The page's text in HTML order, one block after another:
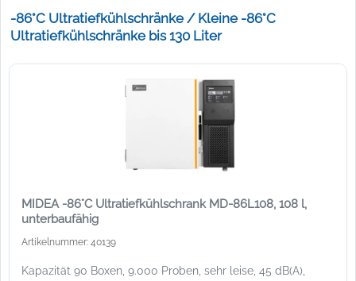
-86°C Ultratiefkühlschränke / Kleine -86°C
Ultratiefkühlschränke bis 130 Liter
MIDEA -86°C Ultratiefkühlschrank MD-86L108, 108 l,
unterbaufähig
Artikelnummer: 40139
Kapazität 90 Boxen, 9.000 Proben, sehr leise, 45 dB(A),